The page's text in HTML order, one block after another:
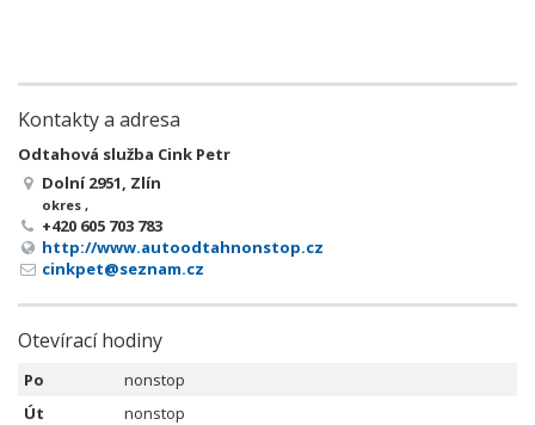
Kontakty a adresa
Odtahová služba Cink Petr
Dolní 2951, Zlín
okres ,
+420 605 703 783
http://www.autoodtahnonstop.cz
cinkpet@seznam.cz
Otevírací hodiny
Po
nonstop
Út
nonstop